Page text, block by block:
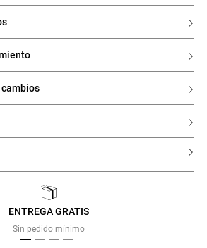
cambios
ENTREGA GRATIS
Sin pedido mínimo